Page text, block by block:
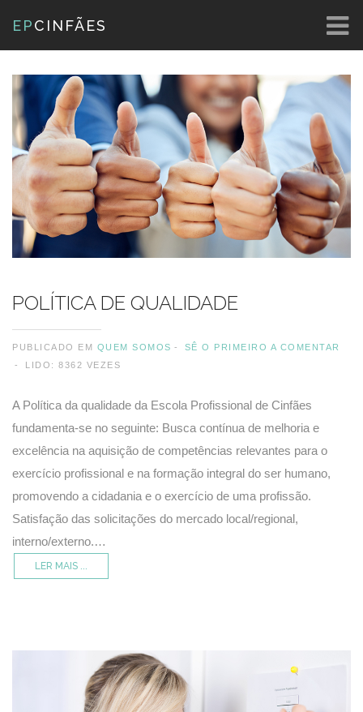
EPCINFÃES
POLÍTICA DE QUALIDADE
PUBLICADO EM QUEM SOMOS
SÊ O PRIMEIRO A COMENTAR
LIDO: 8362 VEZES
A Política da qualidade da Escola Profissional de Cinfães
fundamenta-se no seguinte: Busca contínua de melhoria e
excelência na aquisição de competências relevantes para o
exercício profissional e na formação integral do ser humano,
promovendo a cidadania e o exercício de uma profissão.
Satisfação das solicitações do mercado local/regional,
interno/externo.…
LER MAIS ...